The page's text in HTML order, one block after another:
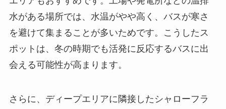
水がある場所では、水温がやや高く、バスが寒さ
を避けて集まることが多いためです。こうしたス
ポットは、冬の時期でも活発に反応するバスに出
会える可能性が高まります。
さらに、ディープエリアに隣接したシャローフラ